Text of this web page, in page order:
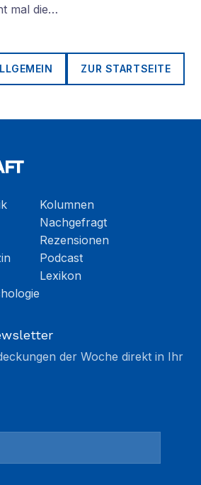
mal die…
ZUR STARTSEITE
Kolumnen
Nachgefragt
Rezensionen
Podcast
Lexikon
der Woche direkt in Ihr